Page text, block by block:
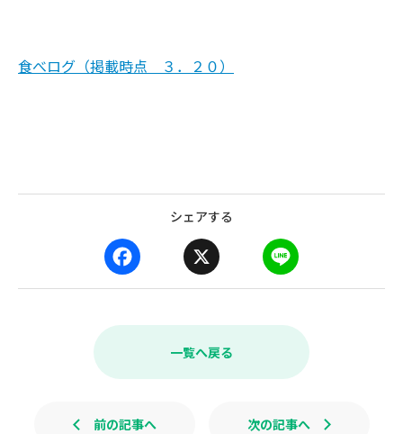
食べログ（掲載時点 ３．２０）
シェアする
a
e
k
i
e
一覧へ戻る
前の記事へ 次の記事へ